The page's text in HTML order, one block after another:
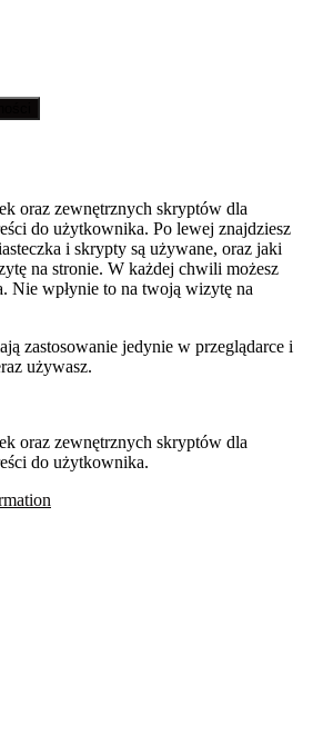
oraz zewnętrznych skryptów dla
do użytkownika. Po lewej znajdziesz
i skrypty są używane, oraz jaki
na stronie. W każdej chwili możesz
Nie wpłynie to na twoją wizytę na
zastosowanie jedynie w przeglądarce i
używasz.
oraz zewnętrznych skryptów dla
do użytkownika.